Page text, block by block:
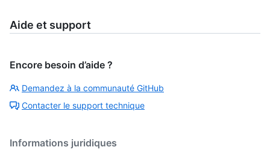
Aide et support
Encore besoin d’aide ?
Demandez à la communauté GitHub
Contacter le support technique
Informations juridiques